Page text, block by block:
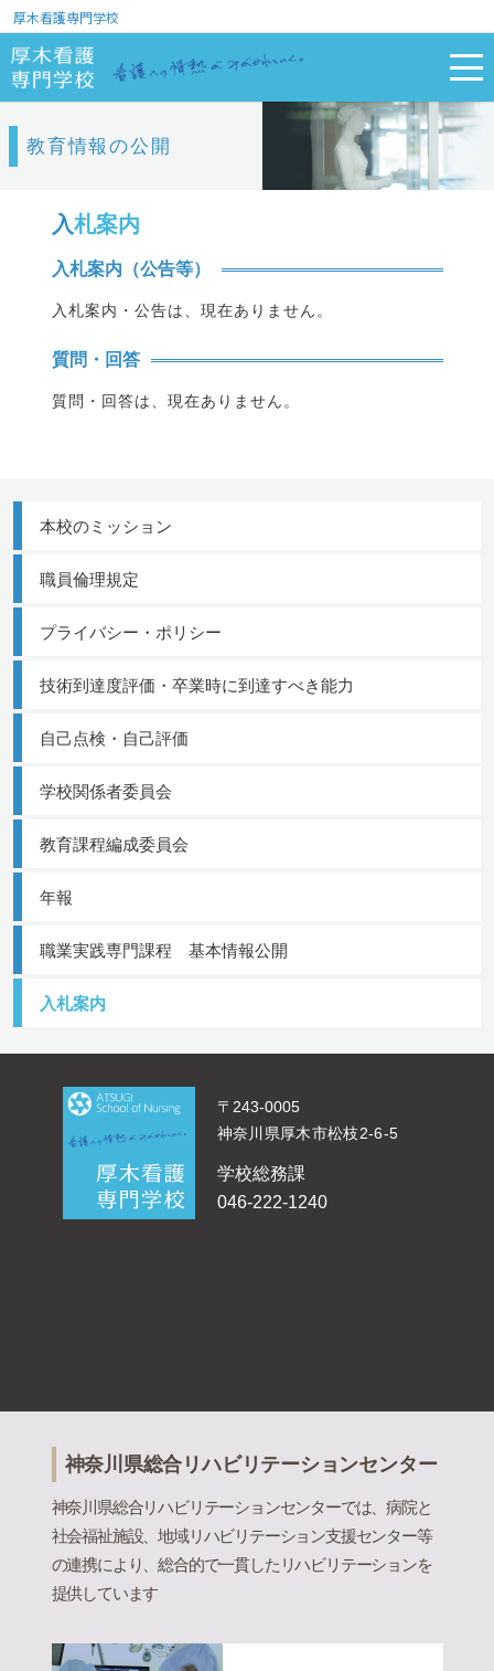
厚木看護専門学校
教育情報の公開
入札案内
入札案内（公告等）
入札案内・公告は、現在ありません。
質問・回答
質問・回答は、現在ありません。
本校のミッション
職員倫理規定
プライバシー・ポリシー
技術到達度評価・卒業時に到達すべき能力
自己点検・自己評価
学校関係者委員会
教育課程編成委員会
年報
職業実践専門課程 基本情報公開
入札案内
〒243-0005
神奈川県厚木市松枝2-6-5
学校総務課
046-222-1240
神奈川県総合リハビリテーションセンター
神奈川県総合リハビリテーションセンターでは、病院と
社会福祉施設、地域リハビリテーション支援センター等
の連携により、総合的で一貫したリハビリテーションを
提供しています